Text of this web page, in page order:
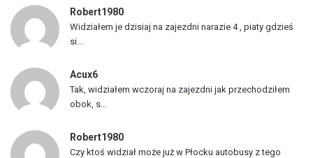
Robert1980
Widziałem je dzisiaj na zajezdni narazie 4 , piaty gdzieś
si...
Acux6
Tak, widziałem wczoraj na zajezdni jak przechodziłem
obok, s...
Robert1980
Czy ktoś widział może już w Płocku autobusy z tego